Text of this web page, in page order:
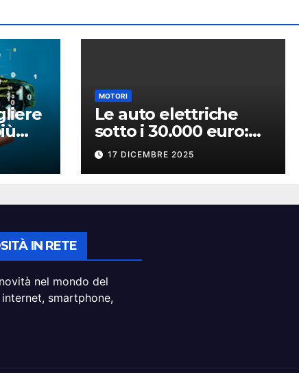
MOTORI
Le auto elettriche
sotto i 30.000 euro:
modelli, pro e contro
17 DICEMBRE 2025
IN RETE
nel mondo del
smartphone,